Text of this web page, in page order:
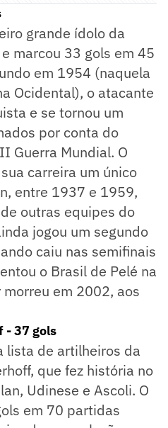
grande ídolo da
marcou 33 gols em 45
em 1954 (naquela
Ocidental), o atacante
e se tornou um
por conta do
Guerra Mundial. O
carreira um único
entre 1937 e 1959,
outras equipes do
jogou um segundo
caiu nas semifinais
o Brasil de Pelé na
em 2002, aos
- 37 gols
lista de artilheiros da
que fez história no
Udinese e Ascoli. O
em 70 partidas